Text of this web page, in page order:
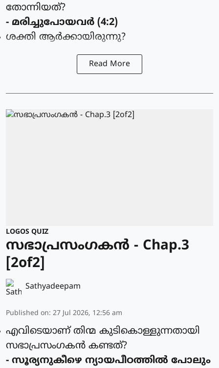
തോന്നിയത്?
- മരിച്ചുപോയവര്‍ (4:2)
ശക്തി ആര്‍ക്കായിരുന്നു?
Read More
LOGOS QUIZ
സഭാപ്രസംഗകൻ - Chap.3
[2of2]
Sathyadeepam
Published on: 27 Jul 2026, 12:56 am
എവിടെയാണ് തിന്മ കുടികൊള്ളുന്നതായി
സഭാപ്രസംഗകന്‍ കണ്ടത്?
- സൂര്യനുകീഴെ ന്യായപീഠത്തില്‍ പോലും